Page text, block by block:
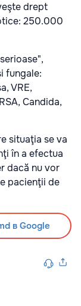
drept
250.000
fungale:
VRE,
Candida,
situaţia se va
în a efectua
dacă nu vor
pacienţii de
в Google